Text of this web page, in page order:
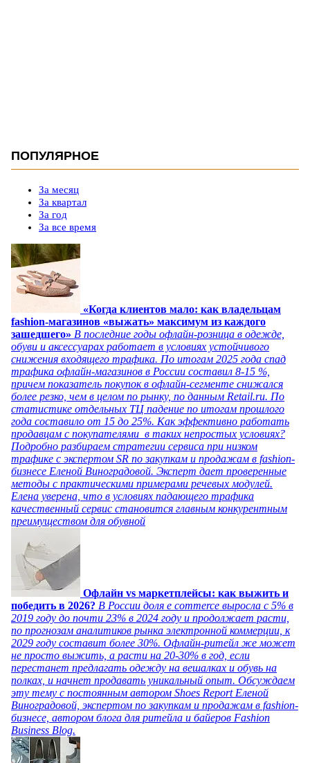
ПОПУЛЯРНОЕ
За месяц
За квартал
За год
За все время
«Когда клиентов мало: как владельцам
fashion-магазинов «выжать» максимум из каждого
зашедшего» В последние годы офлайн-розница в одежде,
обуви и аксессуарах работает в условиях устойчивого
снижения входящего трафика. По итогам 2025 года спад
трафика офлайн-магазинов в России составил 8-15 %,
причем показатель покупок в офлайн-сегменте снижался
более резко, чем в целом по рынку, по данным Retail.ru. По
статистике отдельных ТЦ падение по итогам прошлого
года составило от 15 до 25%. Как эффективно работать
продавцам с покупателями в таких непростых условиях?
Подробно разбираем стратегии сервиса при низком
трафике с экспертом SR по закупкам и продажам в fashion-
бизнесе Еленой Виноградовой. Эксперт дает проверенные
методы с практическими примерами речевых модулей.
Елена уверена, что в условиях падающего трафика
качественный сервис становится главным конкурентным
преимуществом для обувной
Офлайн vs маркетплейсы: как выжить и
победить в 2026? В России доля e commerce выросла с 5% в
2019 году до почти 23% в 2024 году и продолжает расти,
по прогнозам аналитиков рынка электронной коммерции, к
2029 году составит более 30%. Офлайн-ритейл же может
не просто выжить, а расти на 20-30% в год, если
перестанет предлагать одежду на вешалках и обувь на
полках, и начнет продавать уникальный опыт. Обсуждаем
эту тему с постоянным автором Shoes Report Еленой
Виноградовой, экспертом по закупкам и продажам в fashion-
бизнесе, автором блога для ритейла и байеров Fashion
Business Blog.